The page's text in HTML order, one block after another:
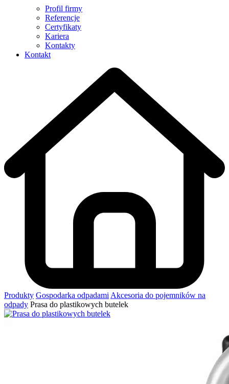
Profil firmy
Referencje
Certyfikaty
Kariera
Kontakty
Kontakt
Produkty Gospodarka odpadami Akcesoria do pojemników na
odpady Prasa do plastikowych butelek